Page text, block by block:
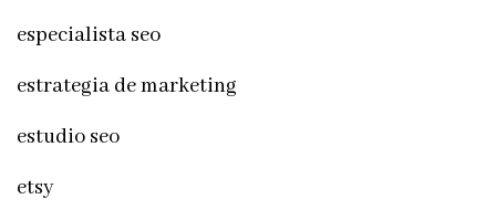
especialista seo
estrategia de marketing
estudio seo
etsy